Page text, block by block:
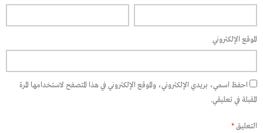
الموقع الإلكتروني
احفظ اسمي، بريدي الإلكتروني، والموقع الإلكتروني في هذا المتصفح لاستخدامها المرة
المقبلة في تعليقي.
التعليق*